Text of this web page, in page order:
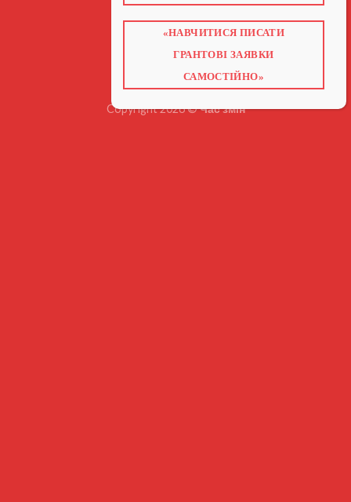
БЛОГ
НАВЧАННЯ
КНИГИ
ВІДЕО ПРО ГРАНТИ
Copyright 2026 ©Час змін
«НАВЧИТИСЯ ПИСАТИ
ГРАНТОВІ ЗАЯВКИ
САМОСТІЙНО»